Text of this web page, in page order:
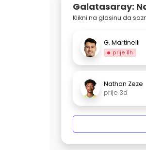
Galatasaray:
Klikni na glasinu da
G. Martinelli
prije 11h
Nathan Zeze
prije 3d